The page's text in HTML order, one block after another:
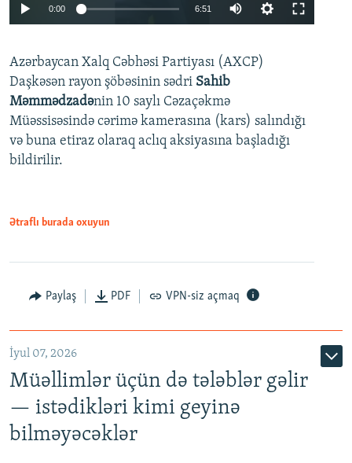
Auto 240p 360p
720p 1080p
0:00 6:51
360p
720p
1080p
Azərbaycan Xalq Cəbhəsi Partiyası (AXCP)
Daşkəsən rayon şöbəsinin sədri Sahib
Məmmədzadənin 10 saylı Cəzaçəkmə
Müəssisəsində cərimə kamerasına (kars) salındığı
və buna etiraz olaraq aclıq aksiyasına başladığı
bildirilir.
Ətraflı burada oxuyun
Paylaş PDF VPN-siz açmaq
İyul 07, 2026
Müəllimlər üçün də tələblər gəlir
— istədikləri kimi geyinə
bilməyəcəklər